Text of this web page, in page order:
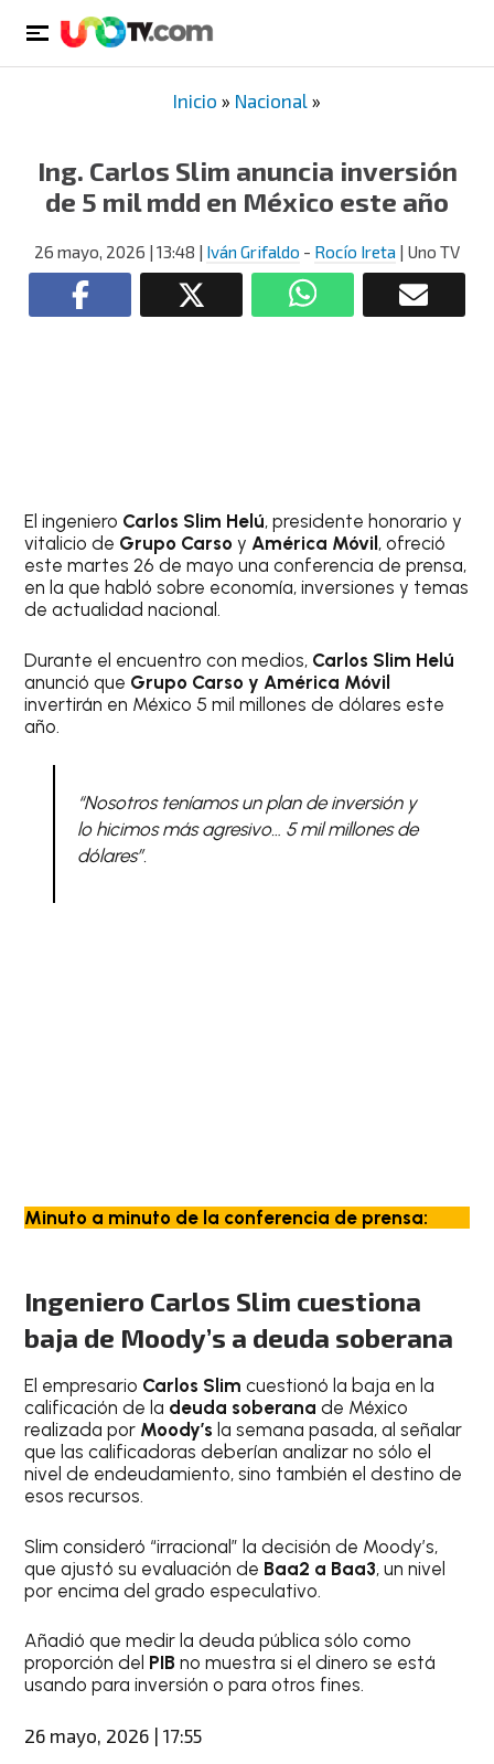
Inicio » Nacional »
Ing. Carlos Slim anuncia inversión
de 5 mil mdd en México este año
26 mayo, 2026 | 13:48 | Iván Grifaldo - Rocío Ireta | Uno TV
El ingeniero Carlos Slim Helú, presidente honorario y
vitalicio de Grupo Carso yAmérica Móvil , ofreció
este martes 26 de mayo una conferencia de prensa,
en la que habló sobre economía, inversiones y temas
de actualidad nacional.
Durante el encuentro con medios, Carlos Slim Helú
anunció que Grupo Carso y América Móvil
invertirán en México 5 mil millones de dólares este
año.
“Nosotros teníamos un plan de inversión y
lo hicimos más agresivo… 5 mil millones de
dólares”.
Minuto a minuto de la conferencia de prensa:
Ingeniero Carlos Slim cuestiona
baja de Moody’s a deuda soberana
El empresario Carlos Slim cuestionó la baja en la
calificación de la deuda soberana de México
realizada por Moody’s la semana pasada, al señalar
que las calificadoras deberían analizar no sólo el
nivel de endeudamiento, sino también el destino de
esos recursos.
Slim consideró “irracional” la decisión de Moody’s,
que ajustó su evaluación de Baa2 a Baa3, un nivel
por encima del grado especulativo.
Añadió que medir la deuda pública sólo como
proporción del PIB no muestra si el dinero se está
usando para inversión o para otros fines.
26 mayo, 2026 | 17:55